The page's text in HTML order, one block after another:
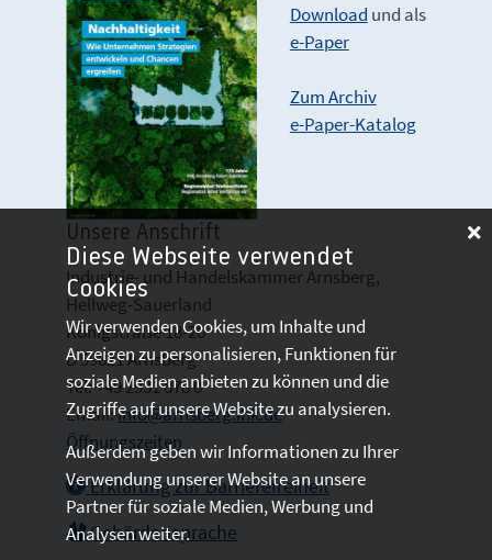
Download und als
e-Paper
Zum Archiv
e-Paper-Katalog
Unsere Anschrift
Industrie- und Handelskammer Arnsberg,
Hellweg-Sauerland
Königstraße 18-20
D 59821 Arnsberg
Tel: +49 2931 878 0
Email:info@arnsberg.ihk.de
Öffnungszeiten
Erklärung zur Barrierefreiheit
Gebärdensprache
Diese Webseite verwendet
Cookies
Wir verwenden Cookies, um Inhalte und
Anzeigen zu personalisieren, Funktionen für
soziale Medien anbieten zu können und die
Zugriffe auf unsere Website zu analysieren.
Außerdem geben wir Informationen zu Ihrer
Verwendung unserer Website an unsere
Partner für soziale Medien, Werbung und
Analysen weiter.